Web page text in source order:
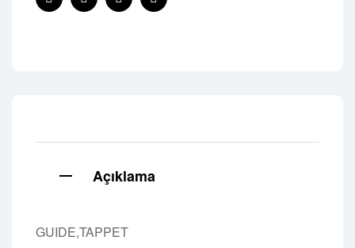
FacebookTwitterLinkedinPinterest
Açıklama
GUIDE,TAPPET